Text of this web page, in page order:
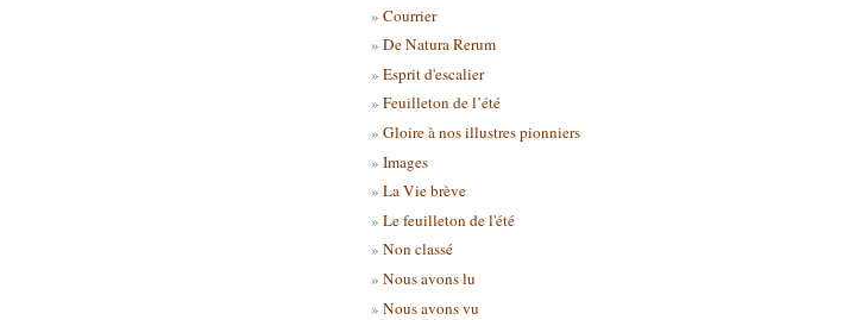
Courrier
De Natura Rerum
Esprit d'escalier
Feuilleton de l’été
Gloire à nos illustres pionniers
Images
La Vie brève
Le feuilleton de l'été
Non classé
Nous avons lu
Nous avons vu